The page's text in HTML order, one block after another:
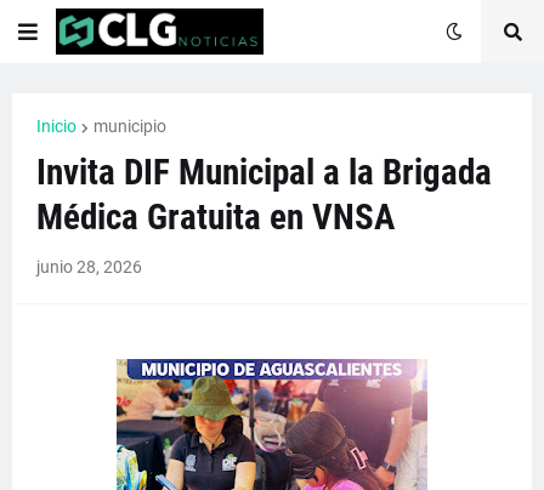
Inicio municipio
Invita DIF Municipal a la Brigada
Médica Gratuita en VNSA
junio 28, 2026